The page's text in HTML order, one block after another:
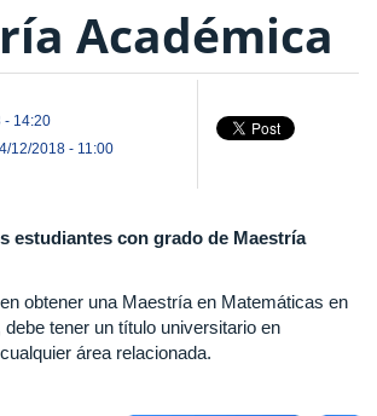
Académica
- 14:20
12/2018 - 11:00
estudiantes con grado de Maestría
obtener una Maestría en Matemáticas en
tener un título universitario en
área relacionada.